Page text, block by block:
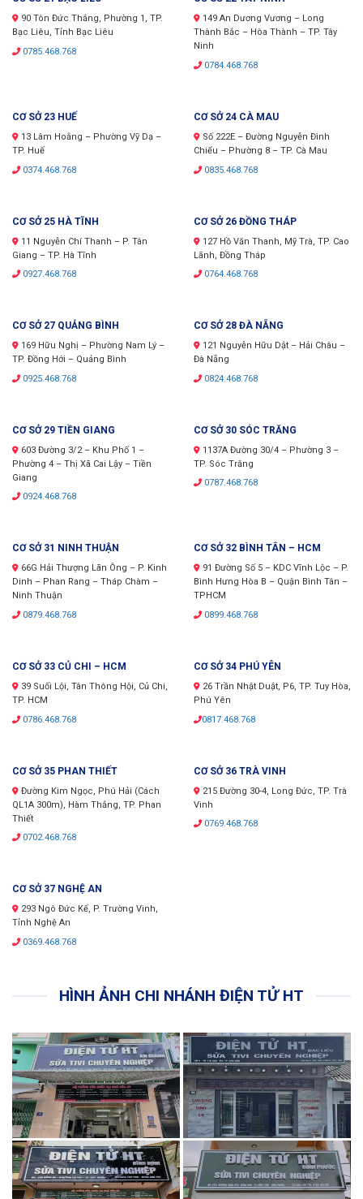
90 Tôn Đức Thắng, Phường 1, TP.
Bạc Liêu, Tỉnh Bạc Liêu
0785.468.768
149 An Dương Vương – Long
Thành Bắc – Hòa Thành – TP. Tây
Ninh
0784.468.768
CƠ SỞ 23 HUẾ
13 Lâm Hoằng – Phường Vỹ Dạ –
TP. Huế
0374.468.768
CƠ SỞ 24 CÀ MAU
Số 222E – Đường Nguyễn Đình
Chiểu – Phường 8 – TP. Cà Mau
0835.468.768
CƠ SỞ 25 HÀ TĨNH
11 Nguyễn Chí Thanh – P. Tân
Giang – TP. Hà Tĩnh
0927.468.768
CƠ SỞ 26 ĐỒNG THÁP
127 Hồ Văn Thanh, Mỹ Trà, TP. Cao
Lãnh, Đồng Tháp
0764.468.768
CƠ SỞ 27 QUẢNG BÌNH
169 Hữu Nghị – Phường Nam Lý –
TP. Đồng Hới – Quảng Bình
0925.468.768
CƠ SỞ 28 ĐÀ NẴNG
121 Nguyễn Hữu Dật – Hải Châu –
Đà Nẵng
0824.468.768
CƠ SỞ 29 TIỀN GIANG
603 Đường 3/2 – Khu Phố 1 –
Phường 4 – Thị Xã Cai Lậy – Tiền
Giang
0924.468.768
CƠ SỞ 30 SÓC TRĂNG
1137A Đường 30/4 – Phường 3 –
TP. Sóc Trăng
0787.468.768
CƠ SỞ 31 NINH THUẬN
66G Hải Thượng Lãn Ông – P. Kinh
Dinh – Phan Rang – Tháp Chàm –
Ninh Thuận
0879.468.768
CƠ SỞ 32 BÌNH TÂN – HCM
91 Đường Số 5 – KDC Vĩnh Lộc – P.
Bình Hưng Hòa B – Quận Bình Tân –
TPHCM
0899.468.768
CƠ SỞ 33 CỦ CHI – HCM
39 Suối Lội, Tân Thông Hội, Củ Chi,
TP. HCM
0786.468.768
CƠ SỞ 34 PHÚ YÊN
26 Trần Nhật Duật, P6, TP. Tuy Hòa,
Phú Yên
0817.468.768
CƠ SỞ 35 PHAN THIẾT
Đường Kim Ngọc, Phú Hải (Cách
QL1A 300m), Hàm Thắng, TP. Phan
Thiết
0702.468.768
CƠ SỞ 36 TRÀ VINH
215 Đường 30-4, Long Đức, TP. Trà
Vinh
0769.468.768
CƠ SỞ 37 NGHỆ AN
293 Ngô Đức Kế, P. Trường Vinh,
Tỉnh Nghệ An
0369.468.768
HÌNH ẢNH CHI NHÁNH ĐIỆN TỬ HT